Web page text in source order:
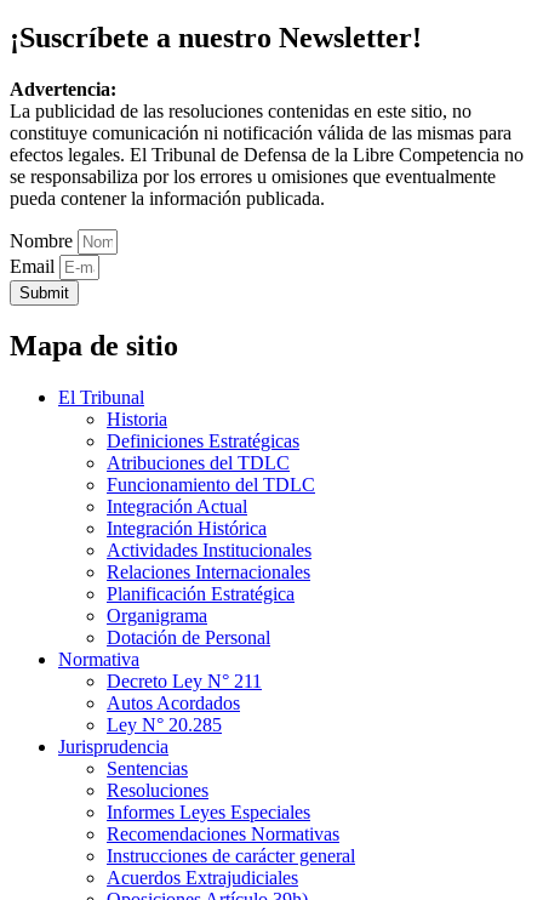
¡Suscríbete a nuestro Newsletter!
Advertencia:
La publicidad de las resoluciones contenidas en este sitio, no
constituye comunicación ni notificación válida de las mismas para
efectos legales. El Tribunal de Defensa de la Libre Competencia no
se responsabiliza por los errores u omisiones que eventualmente
pueda contener la información publicada.
Nombre
Email
Submit
Mapa de sitio
El Tribunal
Historia
Definiciones Estratégicas
Atribuciones del TDLC
Funcionamiento del TDLC
Integración Actual
Integración Histórica
Actividades Institucionales
Relaciones Internacionales
Planificación Estratégica
Organigrama
Dotación de Personal
Normativa
Decreto Ley N° 211
Autos Acordados
Ley N° 20.285
Jurisprudencia
Sentencias
Resoluciones
Informes Leyes Especiales
Recomendaciones Normativas
Instrucciones de carácter general
Acuerdos Extrajudiciales